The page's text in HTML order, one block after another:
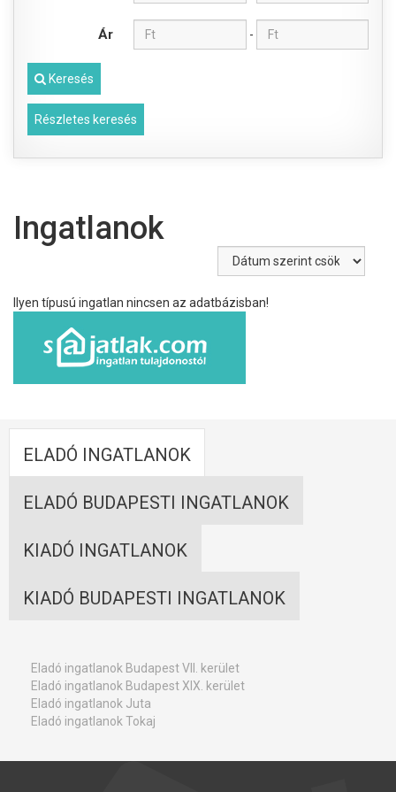
Ár -
Keresés
Részletes keresés
Ingatlanok
Ilyen típusú ingatlan nincsen az adatbázisban!
ELADÓ INGATLANOK
ELADÓ BUDAPESTI INGATLANOK
KIADÓ INGATLANOK
KIADÓ BUDAPESTI INGATLANOK
Eladó ingatlanok Budapest VII. kerület
Eladó ingatlanok Budapest XIX. kerület
Eladó ingatlanok Juta
Eladó ingatlanok Tokaj